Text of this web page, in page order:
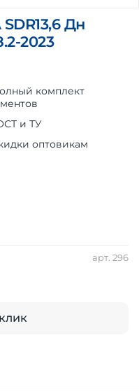
арт. 296
Дн
2023
комплект
и ТУ
оптовикам